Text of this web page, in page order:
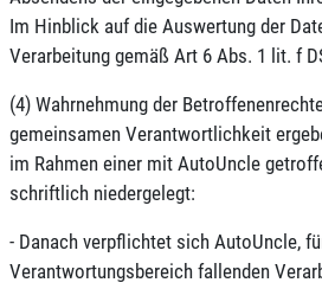
Im Hinblick auf die Auswertung der
Verarbeitung gemäß Art 6 Abs. 1 lit. f
(4) Wahrnehmung der
gemeinsamen Verantwortlichkeit
im Rahmen einer mit AutoUncle
schriftlich niedergelegt:
- Danach verpflichtet sich AutoUncle,
Verantwortungsbereich fallenden